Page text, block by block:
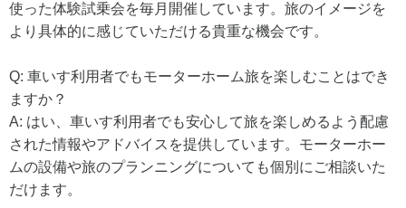
使った体験試乗会を毎月開催しています。旅のイメージを
より具体的に感じていただける貴重な機会です。
Q: 車いす利用者でもモーターホーム旅を楽しむことはでき
ますか？
A: はい、車いす利用者でも安心して旅を楽しめるよう配慮
された情報やアドバイスを提供しています。モーターホー
ムの設備や旅のプランニングについても個別にご相談いた
だけます。